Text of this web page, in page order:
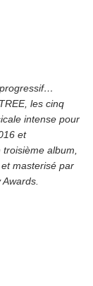
les cinq
intense pour
et
album,
masterisé par